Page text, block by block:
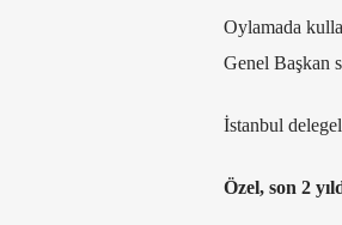
Oylamada
Genel Başkan
İstanbul
Özel, son 2